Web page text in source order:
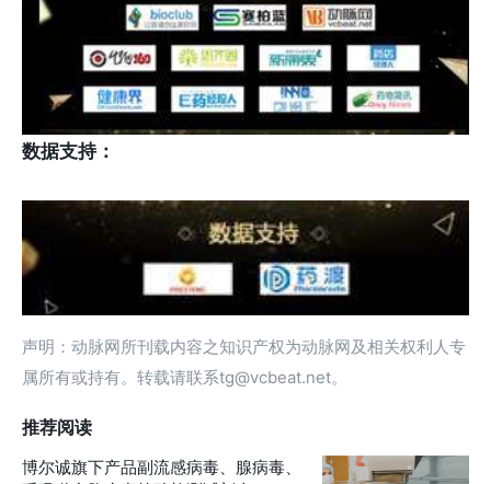
数据支持：
声明：动脉网所刊载内容之知识产权为动脉网及相关权利人专
属所有或持有。转载请联系tg@vcbeat.net。
推荐阅读
博尔诚旗下产品副流感病毒、腺病毒、